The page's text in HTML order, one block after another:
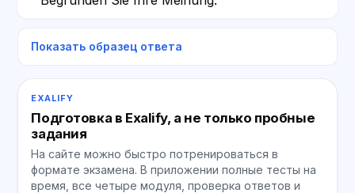
Показать образец ответа
EXALIFY
Подготовка в Exalify, а не только пробные
задания
На сайте можно быстро потренироваться в
формате экзамена. В приложении полные тесты на
время, все четыре модуля, проверка ответов и